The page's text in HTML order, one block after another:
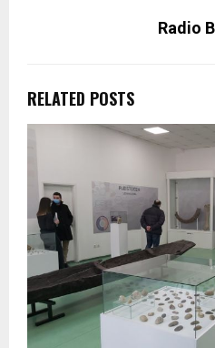
Radio
RELATED POSTS